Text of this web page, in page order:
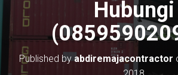
Hubungi
Published byabdiremajacontractor